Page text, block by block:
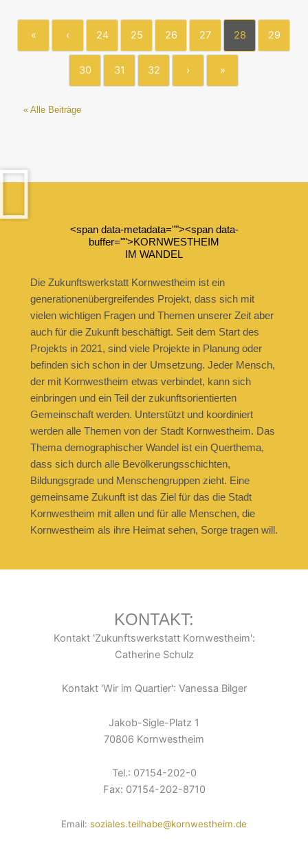
« ‹ 24 25 26 27 28 29
30 31 32 › »
« Alle Beiträge
<span data-metadata=""><span data-
buffer="">KORNWESTHEIM
IM WANDEL
Die Zukunftswerkstatt Kornwestheim ist ein
generationenübergreifendes Projekt, dass sich mit
vielen wichtigen Fragen und Themen unserer Zeit aber
auch für die Zukunft beschäftigt. Seit dem Start des
Projekts in 2021, sind viele Projekte in Planung oder
befinden sich schon in der Umsetzung. Jeder Mensch,
der mit Kornwestheim etwas verbindet, kann sich
einbringen und ein Teil der zukunftsorientierten
Gemeinschaft werden. Unterstützt und koordiniert
werden alle Themen von der Stadt Kornwestheim. Das
Thema demographischer Wandel ist ein Querthema,
dass sich durch alle Bevölkerungsschichten,
Bildungsgrade und Menschengruppen zieht. Eine
gemeinsame Zukunft ist das Ziel für das die Stadt
Kornwestheim mit allen und für alle Menschen, die
Kornwestheim als ihre Heimat sehen, Sorge tragen will.
KONTAKT:
Kontakt 'Zukunftswerkstatt Kornwestheim':
Catherine Schulz
Kontakt 'Wir im Quartier': Vanessa Bilger
Jakob-Sigle-Platz 1
70806 Kornwestheim
Tel.: 07154-202-0
Fax: 07154-202-8710
Email: soziales.teilhabe@kornwestheim.de